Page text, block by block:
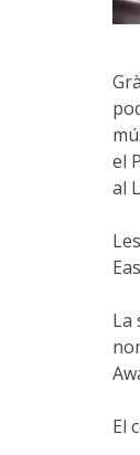
el
al
La
El